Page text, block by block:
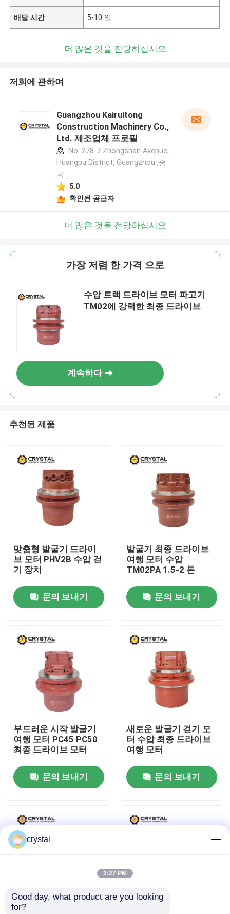
제품
비디오
우리 에 관한 것
공장 투어
품질 관리
뉴스
인용 을 요청 하십시오
굴삭기 왕복거리 모터
배달 시간 5-10 일
더 많은 것을 전망하십시오
저희에 관하여
Guangzhou Kairuitong
Construction Machinery Co.,
Ltd. 제조업체 프로필
No. 278-7 Zhongshan Avenue,
Huangpu District, Guangzhou ,중
국
5.0
확인된 공급자
더 많은 것을 전망하십시오
가장 저렴 한 가격 으로
수압 트랙 드라이브 모터 파고기
TM02에 강력한 최종 드라이브
계속하다
추천된 제품
맞춤형 발굴기 드라이
브 모터 PHV2B 수압 걷
기 장치
문의 보내기
발굴기 최종 드라이브
여행 모터 수압
TM02PA 1.5-2 톤
문의 보내기
부드러운 시작 발굴기
여행 모터 PC45 PC50
최종 드라이브 모터
문의 보내기
새로운 발굴기 걷기 모
터 수압 최종 드라이브
여행 모터
문의 보내기
발굴기 최종 드라이브
crystal
2:27 PM
Good day, what product are you looking
for?